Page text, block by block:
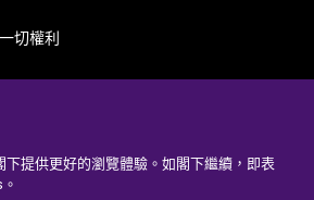
提供更好的瀏覽體驗。如閣下繼續，即表
切權利